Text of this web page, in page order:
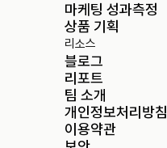
마케팅 성과측정
상품 기획
리소스
블로그
리포트
팀 소개
개인정보처리방침
이용약관